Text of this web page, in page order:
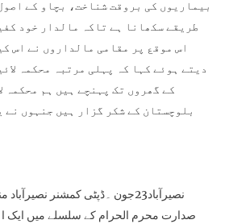
بیماریوں کی بروقت شناخت، بچاو کے
طریقے سکھانا ہے تاکہ مالدار خود
اس موقع پر مقامی مالداروں نے اس
دیتے ہوئے کہا کہ پہلی مرتبہ محکمہ
کے گھروں تک پہنچے ہیں ہم محکمہ
بلوچستان کے شکر گزار ہیں جنہوں نے
نصیرآباد23جون ۔ڈپٹی کمشنر
صدارت محرم الحرام کے سلسلے میں ایک